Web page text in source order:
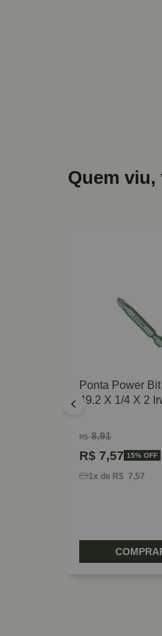
Quem
Ponta Power
49.2 X 1/4 X 2
R$8,91
R$ 7,57 15% OFF
1x de R$ 7,57